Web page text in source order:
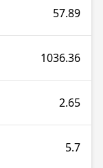
57.89
1036.36
2.65
5.7